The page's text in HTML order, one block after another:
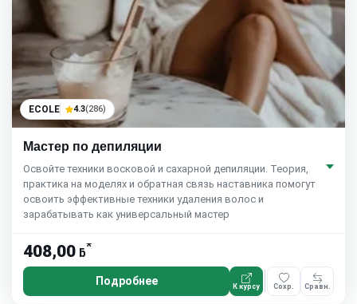
ECOLE 4.3(286)
Мастер по депиляции
Освойте техники восковой и сахарной депиляции. Теория,
практика на моделях и обратная связь наставника помогут
освоить эффективные техники удаления волос и
зарабатывать как универсальный мастер
408,00 ƃ*
Подробнее К курсу Сохр. Сравн.